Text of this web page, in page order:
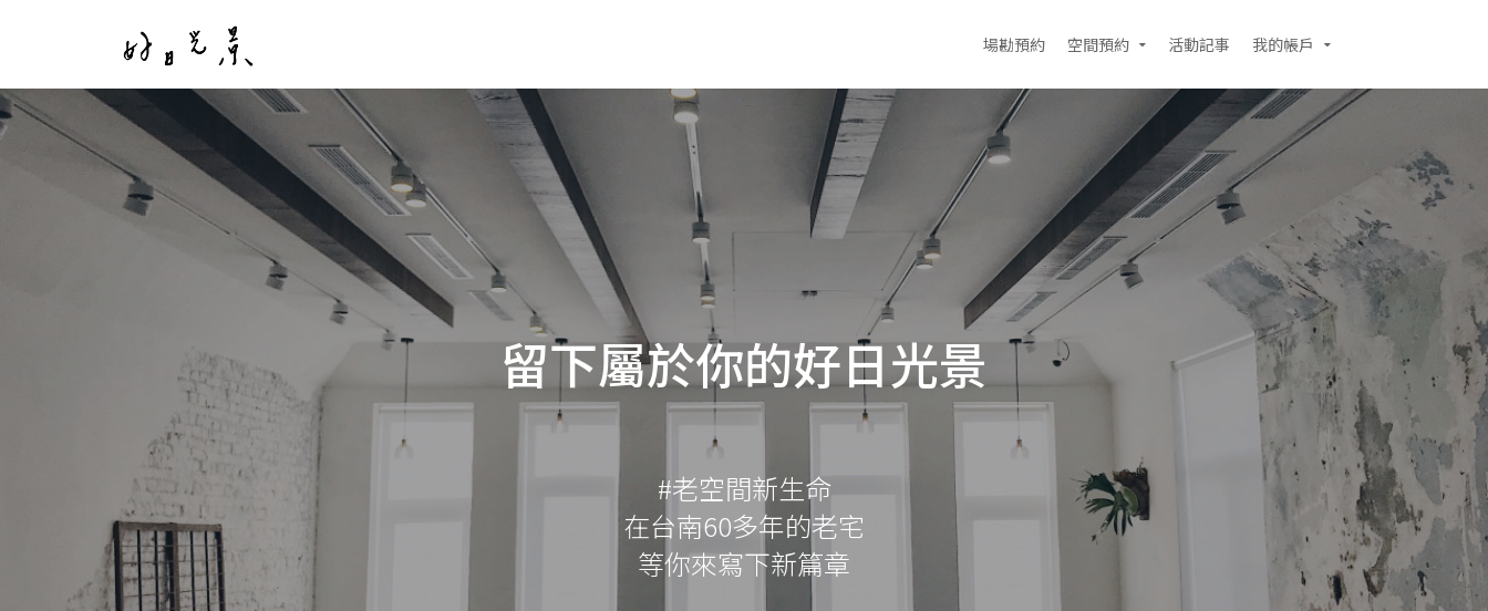
場勘預約 空間預約 活動記事 我的帳戶
留下屬於你的好日光景
#老空間新生命
在台南60多年的老宅
等你來寫下新篇章